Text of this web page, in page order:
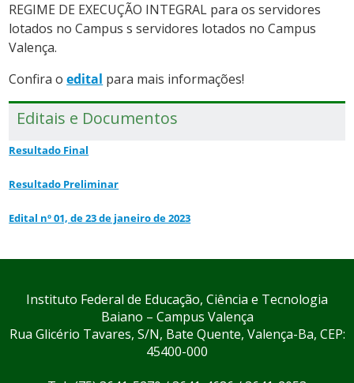
REGIME DE EXECUÇÃO INTEGRAL para os servidores
lotados no Campus s servidores lotados no Campus
Valença.
Confira oedital para mais informações!
Editais e Documentos
Resultado Final
Resultado Preliminar
Edital nº 01, de 23 de janeiro de 2023
Instituto Federal de Educação, Ciência e Tecnologia
Baiano – Campus Valença
Rua Glicério Tavares, S/N, Bate Quente, Valença-Ba, CEP:
45400-000